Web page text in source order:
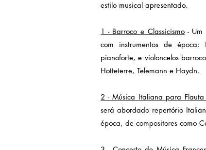
estilo musical apresentado.
1 - Barroco e Classicismo- Um
com instrumentos de
pianoforte, e violoncelos
Hotteterre, Telemann e Haydn.
2 - Música Italiana para
será abordado repertório
época, de compositores como